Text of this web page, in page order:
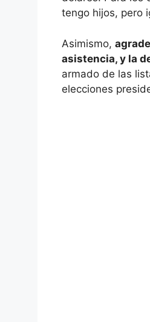
tengo hijos, pero
Asimismo,
asistencia, y la
armado de las
elecciones